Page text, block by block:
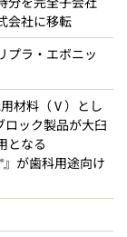
会社に移転
プラ・エボニッ
材料（Ⅴ）とし
ロック製品が大臼
となる
®』が歯科用途向け